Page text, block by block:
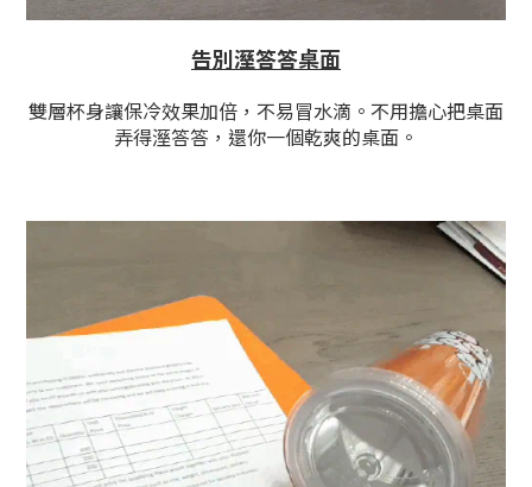
告別溼答答桌面
雙層杯身讓保冷效果加倍，不易冒水滴。不用擔心把桌面
弄得溼答答，還你一個乾爽的桌面。